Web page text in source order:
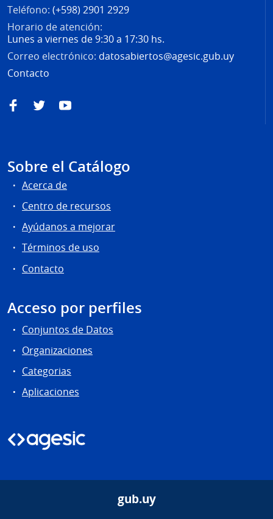
Teléfono: (+598) 2901 2929
Horario de atención:
Lunes a viernes de 9:30 a 17:30 hs.
Correo electrónico: datosabiertos@agesic.gub.uy
Contacto
FacebookTwitterYouTube
Sobre el Catálogo
Acerca de
Centro de recursos
Ayúdanos a mejorar
Términos de uso
Contacto
Acceso por perfiles
Conjuntos de Datos
Organizaciones
Categorias
Aplicaciones
gub.uy